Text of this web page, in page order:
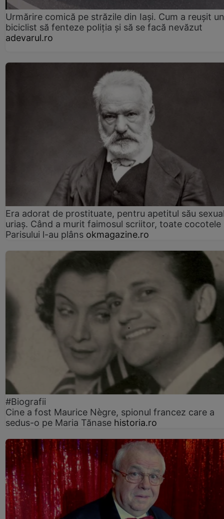
Urmărire comică pe străzile din Iași. Cum a reușit un
biciclist să fenteze poliția și să se facă nevăzut
adevarul.ro
Era adorat de prostituate, pentru apetitul său
uriaș. Când a murit faimosul scriitor, toate cocotele
Parisului l-au plâns okmagazine.ro
#Biografii
Cine a fost Maurice Nègre, spionul francez care a
sedus-o pe Maria Tănase historia.ro